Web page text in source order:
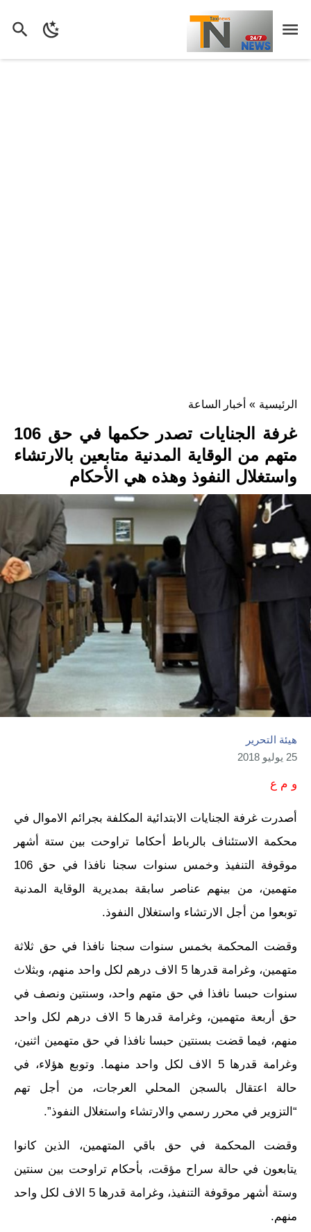
الرئيسية » أخبار الساعة
غرفة الجنايات تصدر حكمها في حق 106
متهم من الوقاية المدنية متابعين بالارتشاء
واستغلال النفوذ وهذه هي الأحكام
هيئة التحرير
25 يوليو 2018
و م ع
أصدرت غرفة الجنايات الابتدائية المكلفة بجرائم الاموال في
محكمة الاستئناف بالرباط أحكاما تراوحت بين ستة أشهر
موقوفة التنفيذ وخمس سنوات سجنا نافذا في حق 106
متهمين، من بينهم عناصر سابقة بمديرية الوقاية المدنية
توبعوا من أجل الارتشاء واستغلال النفوذ.
وقضت المحكمة بخمس سنوات سجنا نافذا في حق ثلاثة
متهمين، وغرامة قدرها 5 الاف درهم لكل واحد منهم، وبثلاث
سنوات حبسا نافذا في حق متهم واحد، وسنتين ونصف في
حق أربعة متهمين، وغرامة قدرها 5 الاف درهم لكل واحد
منهم، فيما قضت بسنتين حبسا نافذا في حق متهمين اثنين،
وغرامة قدرها 5 الاف لكل واحد منهما. وتوبع هؤلاء، في
حالة اعتقال بالسجن المحلي العرجات، من أجل تهم
“التزوير في محرر رسمي والارتشاء واستغلال النفوذ”.
وقضت المحكمة في حق باقي المتهمين، الذين كانوا
يتابعون في حالة سراح مؤقت، بأحكام تراوحت بين سنتين
وستة أشهر موقوفة التنفيذ، وغرامة قدرها 5 الاف لكل واحد
منهم.